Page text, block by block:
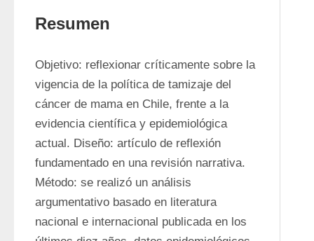
Resumen
Objetivo: reflexionar críticamente sobre la
vigencia de la política de tamizaje del
cáncer de mama en Chile, frente a la
evidencia científica y epidemiológica
actual. Diseño: artículo de reflexión
fundamentado en una revisión narrativa.
Método: se realizó un análisis
argumentativo basado en literatura
nacional e internacional publicada en los